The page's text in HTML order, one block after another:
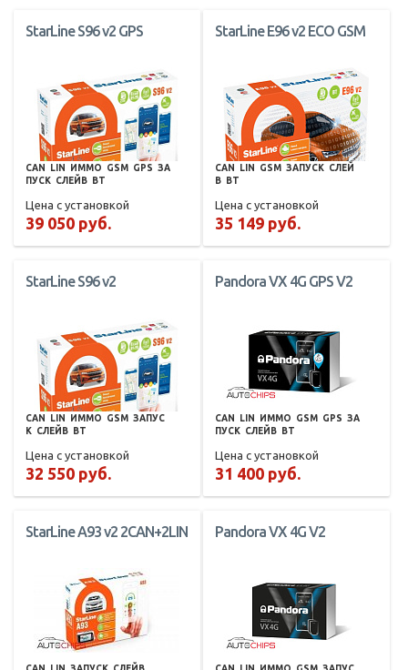
StarLine S96 v2 GPS
CAN LIN ИММО GSM GPS ЗА
ПУСК СЛЕЙВ BT
Цена с установкой
39 050 руб.
StarLine E96 v2 ECO GSM
CAN LIN GSM ЗАПУСК СЛЕЙ
В
BT
Цена с установкой
35 149 руб.
StarLine S96 v2
CAN LIN ИММО GSM ЗАПУС
К СЛЕЙВ BT
Цена с установкой
32 550 руб.
Pandora VX 4G GPS V2
CAN LIN ИММО GSM GPS ЗА
ПУСК СЛЕЙВ BT
Цена с установкой
31 400 руб.
StarLine A93 v2 2CAN+2LIN Pandora VX 4G V2